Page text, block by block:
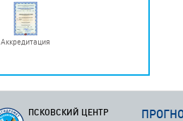
Аккредитация
ПСКОВСКИЙ ЦЕНТР